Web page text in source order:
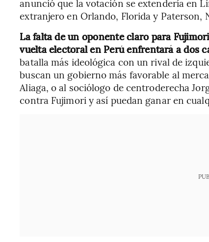
anunció que la votación se extendería en
extranjero en Orlando, Florida y Paterson,
La falta de un oponente claro para
vuelta electoral en Perú enfrentará a dos
batalla más ideológica con un rival de
buscan un gobierno más favorable al
Aliaga, o al sociólogo de centroderecha
contra Fujimori y así puedan ganar en